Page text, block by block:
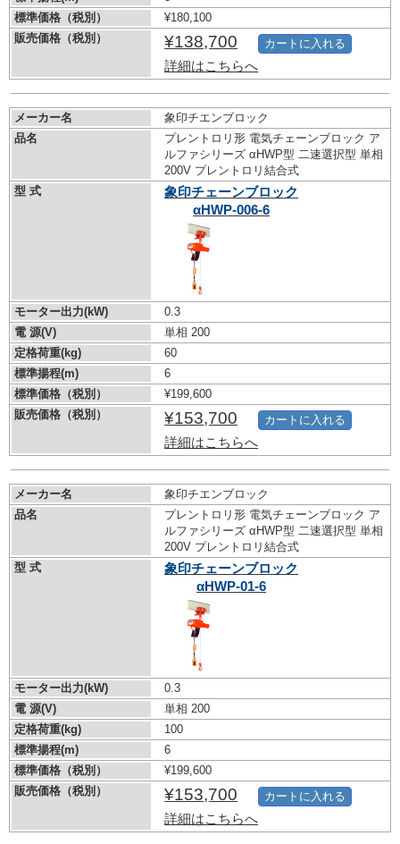
標準価格（税別）
¥180,100
販売価格（税別）
¥138,700
詳細はこちらへ
カートに入れる
メーカー名
象印チエンブロック
品名
プレントロリ形 電気チェーンブロック ア
ルファシリーズ αHWP型 二速選択型 単相
200V プレントロリ結合式
型 式
象印チェーンブロック
αHWP-006-6
モーター出力(kW)
0.3
電 源(V)
単相 200
定格荷重(kg)
60
標準揚程(m)
6
標準価格（税別）
¥199,600
販売価格（税別）
¥153,700
詳細はこちらへ
カートに入れる
メーカー名
象印チエンブロック
品名
プレントロリ形 電気チェーンブロック ア
ルファシリーズ αHWP型 二速選択型 単相
200V プレントロリ結合式
型 式
象印チェーンブロック
αHWP-01-6
モーター出力(kW)
0.3
電 源(V)
単相 200
定格荷重(kg)
100
標準揚程(m)
6
標準価格（税別）
¥199,600
販売価格（税別）
¥153,700
詳細はこちらへ
カートに入れる